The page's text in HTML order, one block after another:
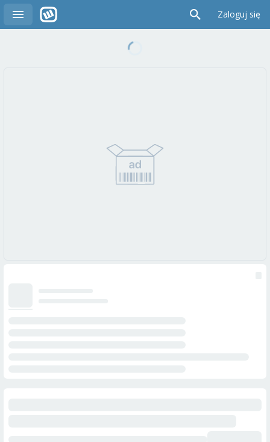
Zaloguj się